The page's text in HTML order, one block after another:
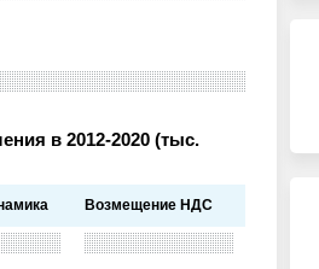
в 2012-2020 (тыс.
Возмещение НДС